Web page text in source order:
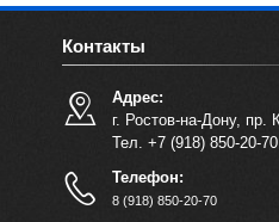
Контакты
Адрес:
г. Ростов-на-Дону, пр.
Тел. +7 (918) 850-20-70
Телефон:
8 (918) 850-20-70